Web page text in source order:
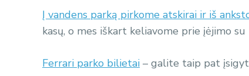
Į vandens parką pirkome atskirai ir iš
kasų, o mes iškart keliavome prie įėjimo su
Ferrari parko bilietai – galite taip pat